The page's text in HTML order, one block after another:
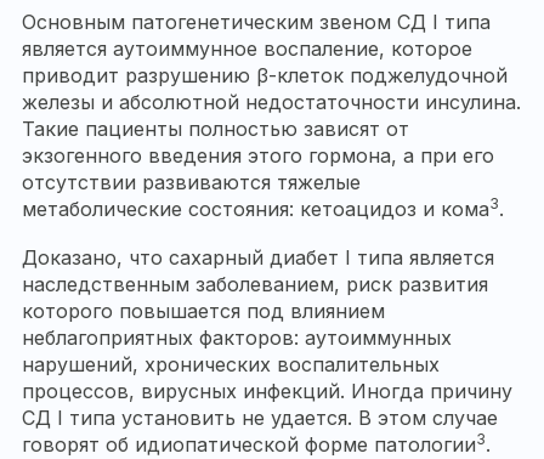
Основным патогенетическим звеном СД I типа
является аутоиммунное воспаление, которое
приводит разрушению β-клеток поджелудочной
железы и абсолютной недостаточности инсулина.
Такие пациенты полностью зависят от
экзогенного введения этого гормона, а при его
отсутствии развиваются тяжелые
метаболические состояния: кетоацидоз и кома3.
Доказано, что сахарный диабет I типа является
наследственным заболеванием, риск развития
которого повышается под влиянием
неблагоприятных факторов: аутоиммунных
нарушений, хронических воспалительных
процессов, вирусных инфекций. Иногда причину
СД I типа установить не удается. В этом случае
говорят об идиопатической форме патологии3.